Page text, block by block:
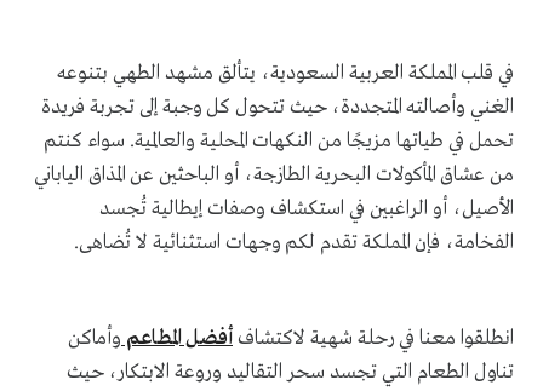
في قلب المملكة العربية السعودية، يتألق مشهد الطهي بتنوعه
الغني وأصالته المتجددة، حيث تتحول كل وجبة إلى تجربة فريدة
تحمل في طياتها مزيجًا من النكهات المحلية والعالمية. سواء كنتم
من عشاق المأكولات البحرية الطازجة، أو الباحثين عن المذاق الياباني
الأصيل، أو الراغبين في استكشاف وصفات إيطالية تُجسد
الفخامة، فإن المملكة تقدم لكم وجهات استثنائية لا تُضاهى.
انطلقوا معنا في رحلة شهية لاكتشافأفضل المطاعموأماكن
تناول الطعام التي تجسد سحر التقاليد وروعة الابتكار، حيث